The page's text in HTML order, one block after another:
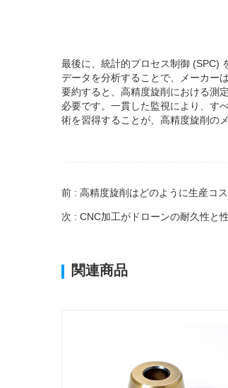
最後に、統計的プロセス制御 (SPC)
データを分析することで、メーカー
要約すると、高精度旋削における測
必要です。一貫した監視により、す
術を習得することが、高精度旋削の
前 : 高精度旋削はどのように生産コ
次 : CNC加工がドローンの耐久性と
関連商品